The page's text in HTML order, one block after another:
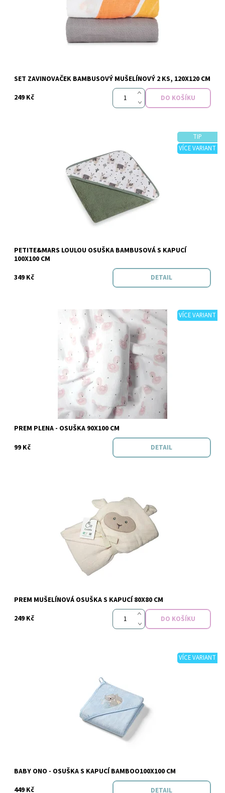
Skladem
SET ZAVINOVAČEK BAMBUSOVÝ MUŠELÍNOVÝ 2 KS, 120X120 CM
249 Kč
TIP
VÍCE VARIANT
Skladem
Značka: PETITE&MARS
PETITE&MARS LOULOU OSUŠKA BAMBUSOVÁ S KAPUCÍ
100X100 CM
349 Kč
DETAIL
VÍCE VARIANT
Skladem
Značka:
PREM PLENA - OSUŠKA 90X100 CM
99 Kč
DETAIL
PREM MUŠELÍNOVÁ OSUŠKA S KAPUCÍ 80X80 CM
249 Kč
VÍCE VARIANT
Vyprodáno
BABY ONO - OSUŠKA S KAPUCÍ BAMBOO100X100 CM
449 Kč
DETAIL